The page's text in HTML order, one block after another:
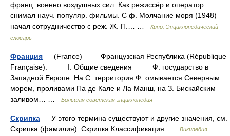
франц. военно воздушных сил. Как режиссёр и оператор
снимал науч. популяр. фильмы. С ф. Молчание моря (1948)
начал сотрудничество с реж. Ж. П.… …
Кино: Энциклопедический
словарь
Франция — (France) Французская Республика (République
Française). I. Общие сведения Ф. государство в
Западной Европе. На С. территория Ф. омывается Северным
морем, проливами Па де Кале и Ла Манш, на З. Бискайским
заливом… …
Большая советская энциклопедия
Скрипка — У этого термина существуют и другие значения, см.
Скрипка (фамилия). Скрипка Классификация …
Википедия